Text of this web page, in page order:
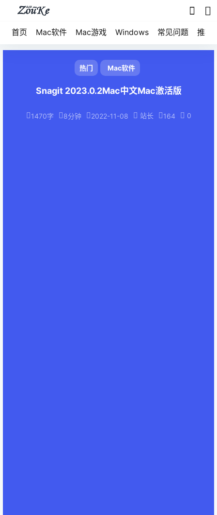
首页 Mac软件 Mac游戏 Windows 常见问题 推荐
热门 Mac软件
Snagit 2023.0.2Mac中文Mac激活版
1470字 8分钟 2022-11-08 站长 164 0